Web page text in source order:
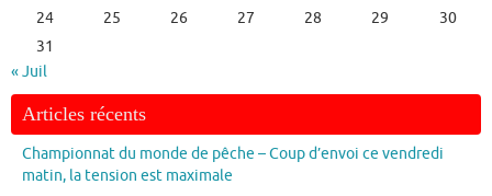
24
25 26 27 28 29
30
31
« Juil
Articles récents
Championnat du monde de pêche – Coup d’envoi ce vendredi
matin, la tension est maximale